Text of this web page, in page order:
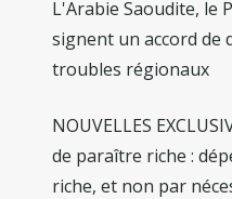
L'Arabie Saoudite, le
signent un accord de
troubles régionaux
NOUVELLES
de paraître riche :
riche, et non par